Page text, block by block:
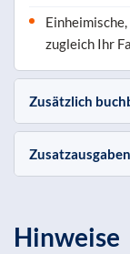
zugleich Ihr
Zusätzlich
Zusatzausgaben
Hinweise